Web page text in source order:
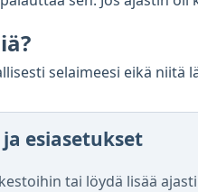
selaimeesi eikä niitä
esiasetukset
tai löydä lisää